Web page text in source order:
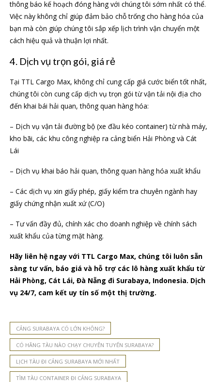
thông báo kế hoạch đóng hàng với chúng tôi sớm nhất có thể.
Việc này không chỉ giúp đảm bảo chỗ trống cho hàng hóa của
bạn mà còn giúp chúng tôi sắp xếp lịch trình vận chuyển một
cách hiệu quả và thuận lợi nhất.
4. Dịch vụ trọn gói, giá rẻ
Tại TTL Cargo Max, không chỉ cung cấp giá cước biển tốt nhất,
chúng tôi còn cung cấp dịch vụ trọn gói từ vận tải nội địa cho
đến khai bái hải quan, thông quan hàng hóa:
– Dịch vụ vận tải đường bộ (xe đầu kéo container) từ nhà máy,
kho bãi, các khu công nghiệp ra cảng biển Hải Phòng và Cát
Lái
– Dịch vụ khai báo hải quan, thông quan hàng hóa xuất khẩu
– Các dịch vụ xin giấy phép, giấy kiểm tra chuyên ngành hay
giấy chứng nhận xuất xứ (C/O)
– Tư vấn đầy đủ, chính xác cho doanh nghiệp về chính sách
xuất khẩu của từng mặt hàng.
Hãy liên hệ ngay với TTL Cargo Max, chúng tôi luôn sẵn
sàng tư vấn, báo giá và hỗ trợ các lô hàng xuất khẩu từ
Hải Phòng, Cát Lái, Đà Nẵng đi Surabaya, Indonesia. Dịch
vụ 24/7, cam kết uy tín số một thị trường.
CẢNG SURABAYA CÓ LỚN KHÔNG?
CÓ HÃNG TÀU NÀO CHẠY CHUYÊN TUYẾN SURABAYA?
LỊCH TÀU ĐI CẢNG SURABAYA MỚI NHẤT
TÌM TÀU CONTAINER ĐI CẢNG SURABAYA